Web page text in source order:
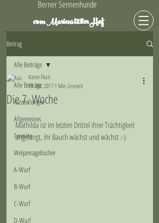
Berner Sennenhunde
vom MarienstätterHof
Beitrag
Alle Beiträge
Ausstellungen
Allgemeines
Termine
Welpentagebücher
A-Wurf
B-Wurf
C-Wurf
D-Wurf
Alle Beiträge
Die 7. Woche
Katrin Fluck
19. Okt. 20171 Min. Lesezeit
Mathilda ist im letzten Drittel ihrer Trächtigkeit
angelangt, ihr Bauch wächst und wächst :-)